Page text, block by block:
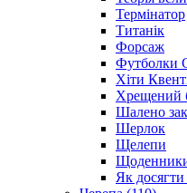
Термінатор
Титанік
Форсаж
Футболки
Хіти
Хрещений
Шалено
Шерлок
Щелепи
Як